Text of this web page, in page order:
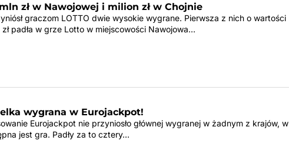
zł w Nawojowej i milion zł w Chojnie
graczom LOTTO dwie wysokie wygrane. Pierwsza z nich o wartości
padła w grze Lotto w miejscowości Nawojowa…
wygrana w Eurojackpot!
Eurojackpot nie przyniosło głównej wygranej w żadnym z krajów, w
jest gra. Padły za to cztery…